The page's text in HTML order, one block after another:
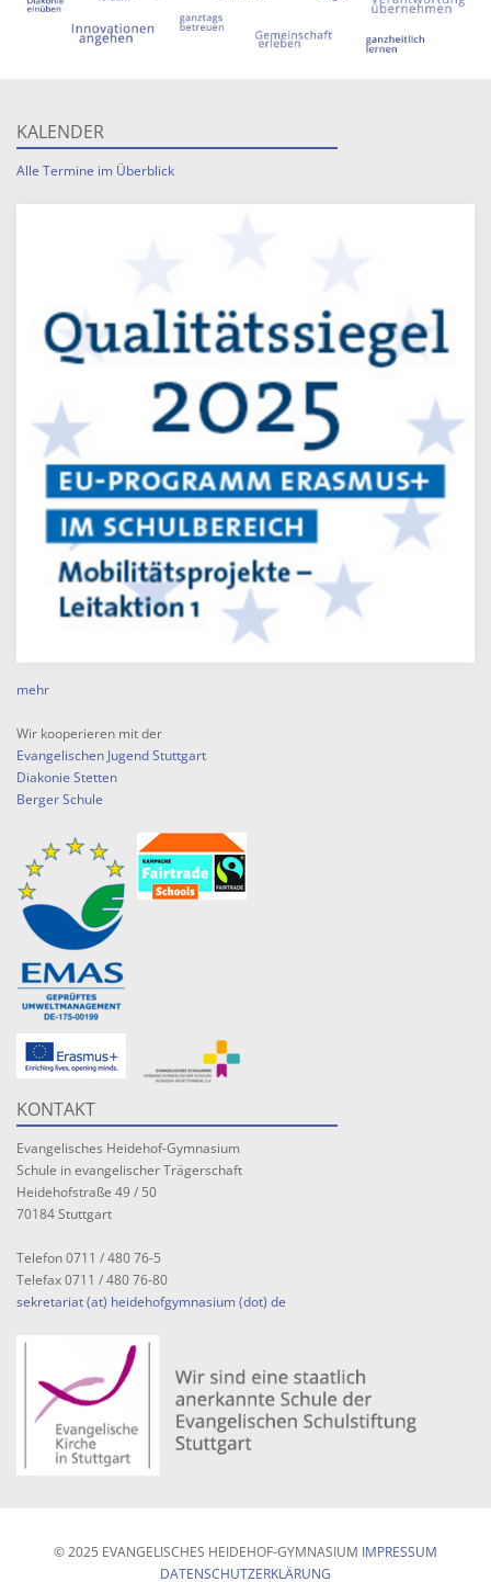
KALENDER
Alle Termine im Überblick
mehr
Wir kooperieren mit der
Evangelischen Jugend Stuttgart
Diakonie Stetten
Berger Schule
KONTAKT
Evangelisches Heidehof-Gymnasium
Schule in evangelischer Trägerschaft
Heidehofstraße 49 / 50
70184 Stuttgart
Telefon 0711 / 480 76-5
Telefax 0711 / 480 76-80
sekretariat (at) heidehofgymnasium (dot) de
© 2025 EVANGELISCHES HEIDEHOF-GYMNASIUM IMPRESSUM
DATENSCHUTZERKLÄRUNG